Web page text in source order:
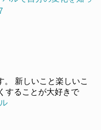
。 新しいこと楽しいこ
することが大好きで